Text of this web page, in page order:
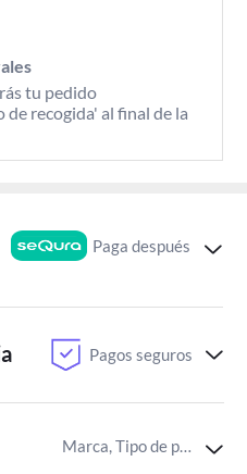
tu pedido
recogida' al final de la
Paga después
Pagos seguros
Marca, Tipo de pañal,Certificaciones del producto